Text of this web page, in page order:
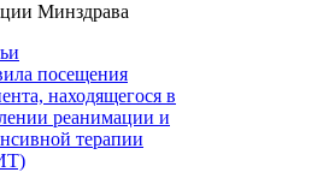
Минздрава
посещения
находящегося в
реанимации и
терапии